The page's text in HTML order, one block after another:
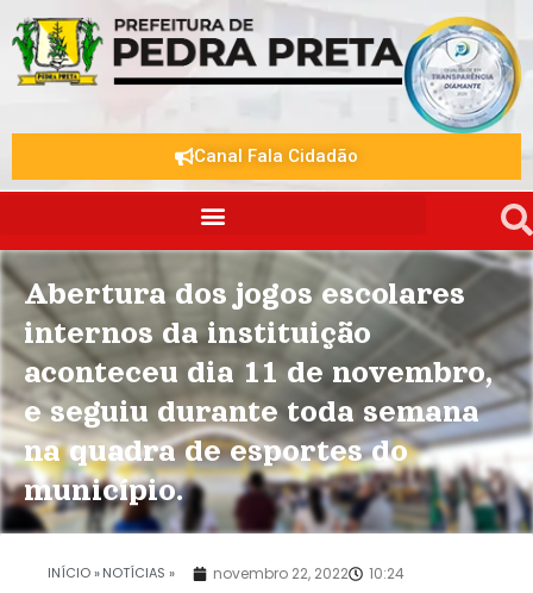
Canal Fala Cidadão
Abertura dos jogos escolares
internos da instituição
aconteceu dia 11 de novembro,
e seguiu durante toda semana
na quadra de esportes do
município..
novembro 22, 2022 10:24
INÍCIO »NOTÍCIAS »